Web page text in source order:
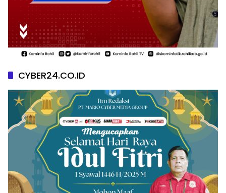
CYBER24.CO.ID